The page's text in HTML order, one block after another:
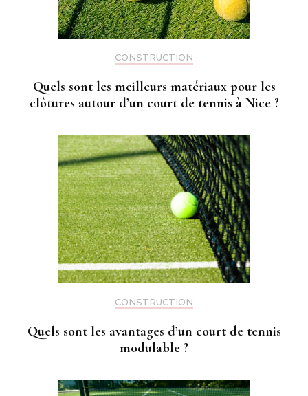
CONSTRUCTION
Quels sont les meilleurs matériaux pour les
clôtures autour d’un court de tennis à Nice ?
CONSTRUCTION
Quels sont les avantages d’un court de tennis
modulable ?